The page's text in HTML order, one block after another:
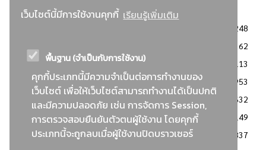
เว็บไซต์นี้มีการใช้งานคุกกี้ เรียนรู้เพิ่มเติม
พื้นฐาน (จำเป็นกับการใช้งาน)
คุกกี้ประเภทนี้มีความจำเป็นต่อการทำงานของ
เว็บไซต์ เพื่อให้เว็บไซต์สามารถทำงานได้เป็นปกติ
และมีความปลอดภัย เช่น การจัดการ Session,
การตรวจสอบยืนยันตัวตนผู้ใช้งาน โดยคุกกี้
ประเภทนี้จะถูกลบเมื่อผู้ใช้งานปิดบราวเซอร์
3248
2362
: วิธีเฉพาะเจาะจง
2113
ข่าวสาร/ประกาศ
1953
: เอกสารส่งเสริมความโปร่งใสในการจัดซื้อจัดจ้าง
1632
ข่าวสารจัดซื้อจัดจ้าง
1149
: แผนการจัดซื้อจัดจ้าง
837